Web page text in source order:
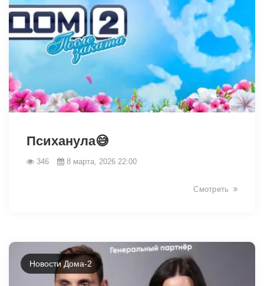
Психанула😅
346 8 марта, 2026 22:00
Смотреть
Новости Дома-2